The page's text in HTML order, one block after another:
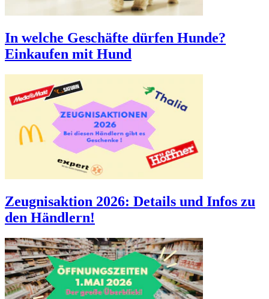
In welche Geschäfte dürfen Hunde?
Einkaufen mit Hund
Zeugnisaktion 2026: Details und Infos zu
den Händlern!